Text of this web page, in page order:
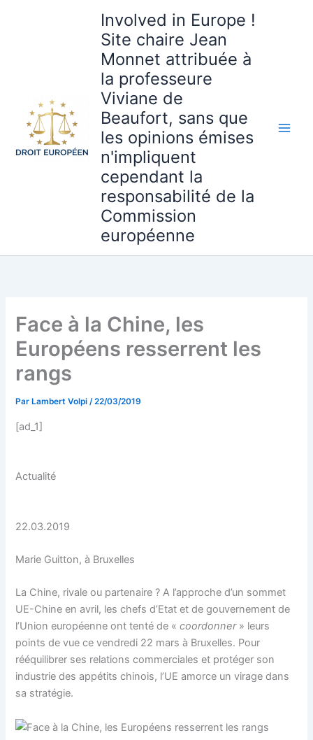
Involved in Europe !
Site chaire Jean
Monnet attribuée à
la professeure
Viviane de
Beaufort, sans que
les opinions émises
n'impliquent
cependant la
responsabilité de la
Commission
européenne
Face à la Chine, les
Européens resserrent les
rangs
Par Lambert Volpi/22/03/2019
[ad_1]
Actualité
22.03.2019
Marie Guitton, à Bruxelles
La Chine, rivale ou partenaire ? A l’approche d’un sommet
UE-Chine en avril, les chefs d’Etat et de gouvernement de
l’Union européenne ont tenté de «coordonner» leurs
points de vue ce vendredi 22 mars à Bruxelles. Pour
rééquilibrer ses relations commerciales et protéger son
industrie des appétits chinois, l’UE amorce un virage dans
sa stratégie.